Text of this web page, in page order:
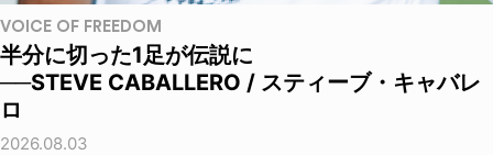
VOICE OF FREEDOM
半分に切った1足が伝説に
──STEVE CABALLERO / スティーブ・キャバレ
ロ
2026.08.03